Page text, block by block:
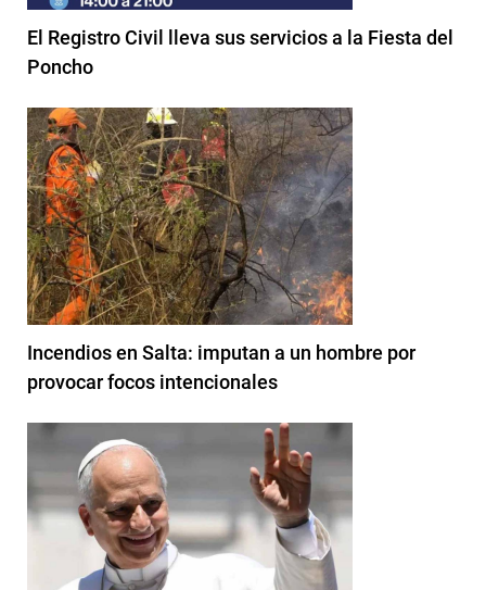
El Registro Civil lleva sus servicios a la Fiesta del
Poncho
Incendios en Salta: imputan a un hombre por
provocar focos intencionales